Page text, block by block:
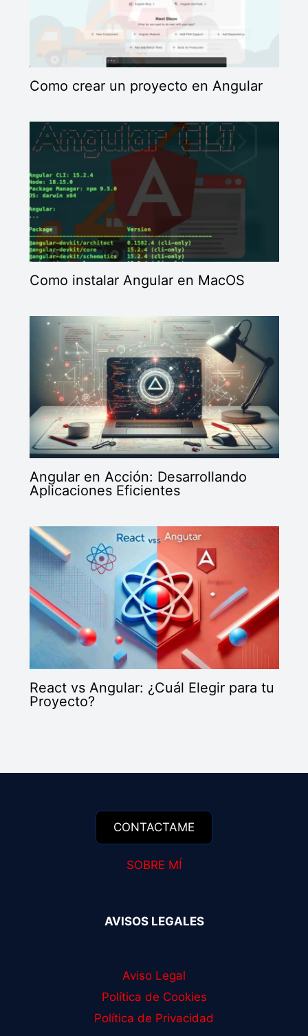
Como crear un proyecto en Angular
Como instalar Angular en MacOS
Angular en Acción: Desarrollando
Aplicaciones Eficientes
React vs Angular: ¿Cuál Elegir para tu
Proyecto?
SOBRE MÍ
AVISOS LEGALES
Aviso Legal
Política de Cookies
Política de Privacidad